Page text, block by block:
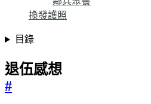
換發護照
目錄
退伍感想
#